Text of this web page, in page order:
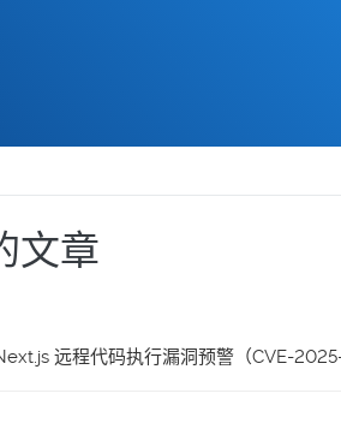
文章
远程代码执行漏洞预警（CVE-2025-